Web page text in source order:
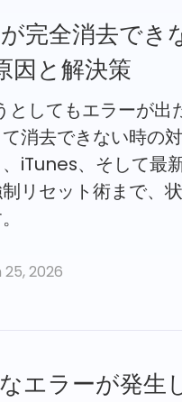
完全消去でき
因と解決策
してもエラーが出
消去できない時の
iTunes、そして最
リセット術まで、
2026
エラーが発生